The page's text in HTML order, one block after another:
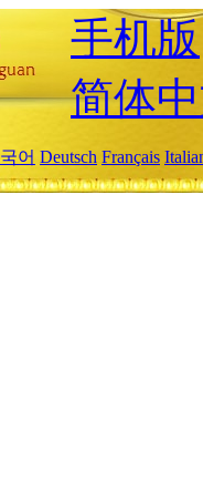
手机版
简体
어 Deutsch Français